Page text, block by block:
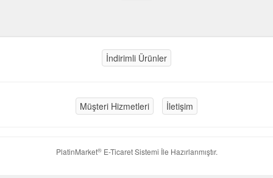
İndirimli Ürünler
Müşteri Hizmetleri İletişim
PlatinMarket®E-Ticaret Sistemi İle Hazırlanmıştır.